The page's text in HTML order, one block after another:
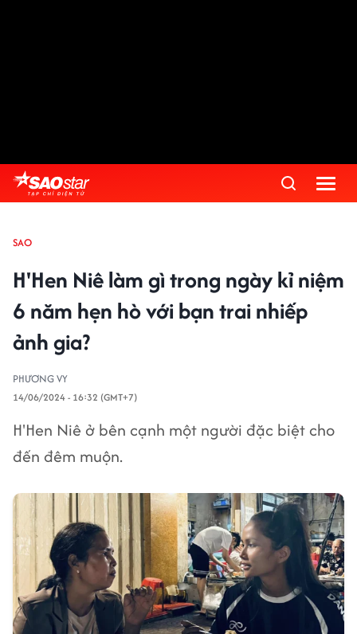
SAO
H'Hen Niê làm gì trong ngày kỉ niệm
6 năm hẹn hò với bạn trai nhiếp
ảnh gia?
PHƯƠNG VY
14/06/2024 - 16:32 (GMT+7)
H'Hen Niê ở bên cạnh một người đặc biệt cho
đến đêm muộn.